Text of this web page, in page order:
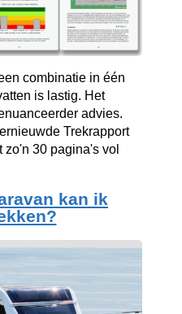
combinatie in één
is lastig. Het
advies.
Trekrapport
zo'n 30 pagina's vol
kan ik